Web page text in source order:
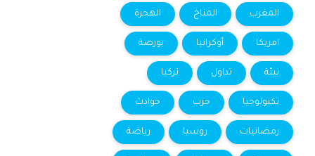
المغرب المناخ الهجرة
امريكا أوكرانيا بورصة
بيئة تداول تركيا
تكنولوجيا حرب حوادث
رمضانيات روسيا رياضة